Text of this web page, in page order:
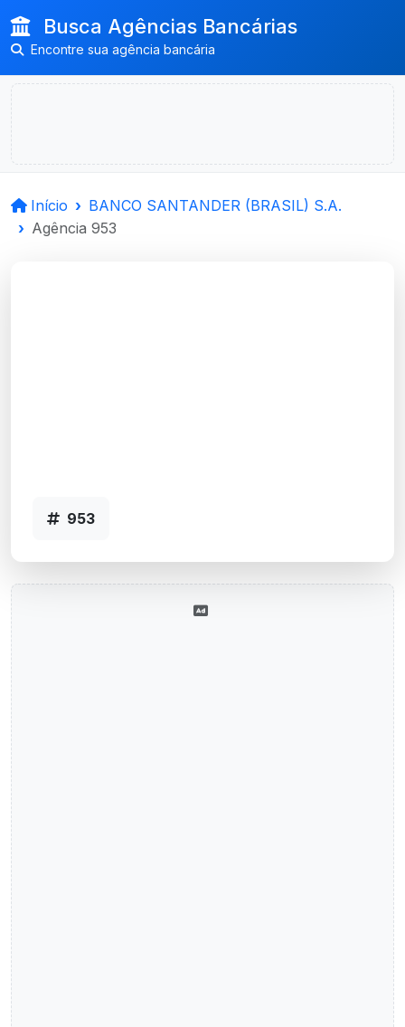
Busca Agências Bancárias
Encontre sua agência bancária
Início
BANCO SANTANDER (BRASIL) S.A.
Agência 953
953